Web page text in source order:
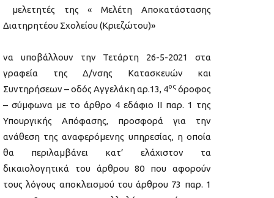
μελετητές της « Μελέτη Αποκατάστασης
Διατηρητέου Σχολείου (Κριεζώτου)»
να υποβάλλουν την Τετάρτη 26-5-2021 στα
γραφεία της Δ/νσης Κατασκευών και
Συντηρήσεων – οδός Αγγελάκη αρ.13, 4ος όροφος
– σύμφωνα με το άρθρο 4 εδάφιο ΙΙ παρ. 1 της
Υπουργικής Απόφασης, προσφορά για την
ανάθεση της αναφερόμενης υπηρεσίας, η οποία
θα περιλαμβάνει κατ’ ελάχιστον τα
δικαιολογητικά του άρθρου 80 που αφορούν
τους λόγους αποκλεισμού του άρθρου 73 παρ. 1